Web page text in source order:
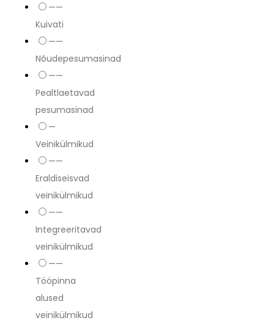
——
Kuivati
——
Nõudepesumasinad
——
Pealtlaetavad
pesumasinad
—
Veinikülmikud
——
Eraldiseisvad
veinikülmikud
——
Integreeritavad
veinikülmikud
——
Tööpinna
alused
veinikülmikud